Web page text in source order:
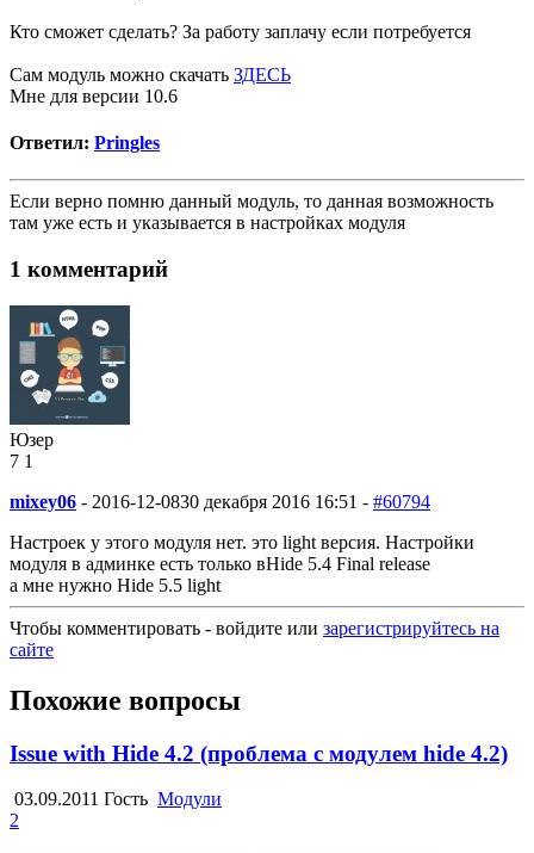
Кто сможет сделать? За работу заплачу если потребуется
Сам модуль можно скачать ЗДЕСЬ
Мне для версии 10.6
Ответил: Pringles
Если верно помню данный модуль, то данная возможность
там уже есть и указывается в настройках модуля
1 комментарий
Юзер
7 1
mixey06 - 2016-12-0830 декабря 2016 16:51 - #60794
Настроек у этого модуля нет. это light версия. Настройки
модуля в админке есть только вHide 5.4 Final release
а мне нужно Hide 5.5 light
Чтобы комментировать - войдите или зарегистрируйтесь на
сайте
Похожие вопросы
Issue with Hide 4.2 (проблема с модулем hide 4.2)
03.09.2011 Гость Модули
2